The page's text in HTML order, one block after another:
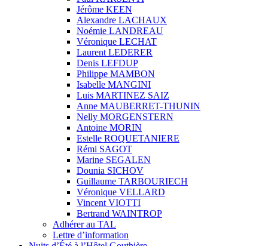
Jérôme KEEN
Alexandre LACHAUX
Noémie LANDREAU
Véronique LECHAT
Laurent LEDERER
Denis LEFDUP
Philippe MAMBON
Isabelle MANGINI
Luis MARTINEZ SAIZ
Anne MAUBERRET-THUNIN
Nelly MORGENSTERN
Antoine MORIN
Estelle ROQUETANIERE
Rémi SAGOT
Marine SEGALEN
Dounia SICHOV
Guillaume TARBOURIECH
Véronique VELLARD
Vincent VIOTTI
Bertrand WAINTROP
Adhérer au TAL
Lettre d’information